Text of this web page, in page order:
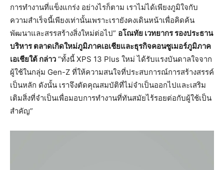
การทำงานที่แข็งแกร่ง อย่างไรก็ตาม เราไม่ได้เพียงภูมิใจกับ
ความสำเร็จนี้เพียงเท่านั้นเพราะเรายังคงเดินหน้าเพื่อคิดค้น
พัฒนาและสรรสร้างสิ่งใหม่ต่อไป” อโณทัย เวทยากร รองประธาน
บริหาร ตลาดเกิดใหม่ภูมิภาคเอเชียและธุรกิจคอนซูเมอร์ภูมิภาค
เอเชียใต้ กล่าว “ทั้งนี้ XPS 13 Plus ใหม่ ได้รับแรงบันดาลใจจาก
ผู้ใช้ในกลุ่ม Gen-Z ที่ให้ความสนใจที่ประสบการณ์การสร้างสรรค์
เป็นหลัก ดังนั้น เราจึงตัดคุณสมบัติที่ไม่จำเป็นออกไปและเสริม
เติมสิ่งที่จำเป็นเพื่อมอบการทำงานที่ทันสมัยไร้รอยต่อกับผู้ใช้เป็น
สำคัญ”